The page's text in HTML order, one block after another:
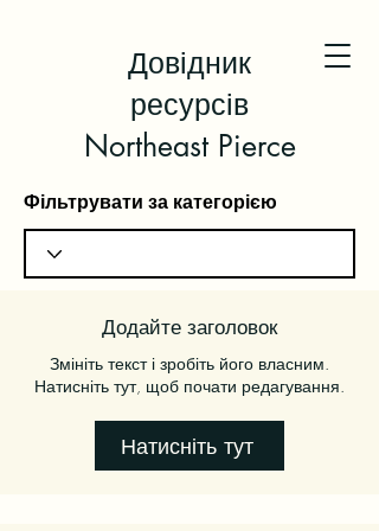
Довідник
ресурсів
Northeast Pierce
Фільтрувати за категорією
Додайте заголовок
Змініть текст і зробіть його власним.
Натисніть тут, щоб почати редагування.
Натисніть тут